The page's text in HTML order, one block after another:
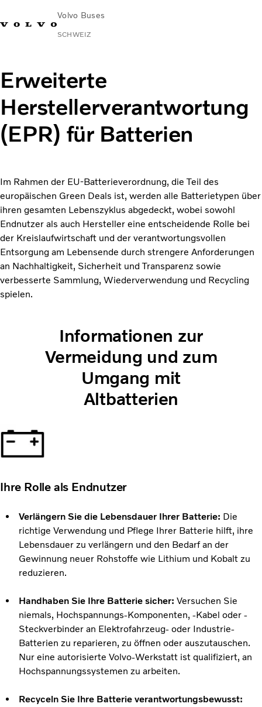
Volvo Buses
SCHWEIZ
Erweiterte
Herstellerverantwortung
(EPR) für Batterien
Im Rahmen der EU-Batterieverordnung, die Teil des
europäischen Green Deals ist, werden alle Batterietypen über
ihren gesamten Lebenszyklus abgedeckt, wobei sowohl
Endnutzer als auch Hersteller eine entscheidende Rolle bei
der Kreislaufwirtschaft und der verantwortungsvollen
Entsorgung am Lebensende durch strengere Anforderungen
an Nachhaltigkeit, Sicherheit und Transparenz sowie
verbesserte Sammlung, Wiederverwendung und Recycling
spielen.
Informationen zur
Vermeidung und zum
Umgang mit
Altbatterien
Ihre Rolle als Endnutzer
Verlängern Sie die Lebensdauer Ihrer Batterie: Die
richtige Verwendung und Pflege Ihrer Batterie hilft, ihre
Lebensdauer zu verlängern und den Bedarf an der
Gewinnung neuer Rohstoffe wie Lithium und Kobalt zu
reduzieren.
Handhaben Sie Ihre Batterie sicher: Versuchen Sie
niemals, Hochspannungs-Komponenten, -Kabel oder -
Steckverbinder an Elektrofahrzeug- oder Industrie-
Batterien zu reparieren, zu öffnen oder auszutauschen.
Nur eine autorisierte Volvo-Werkstatt ist qualifiziert, an
Hochspannungssystemen zu arbeiten.
Recyceln Sie Ihre Batterie verantwortungsbewusst: